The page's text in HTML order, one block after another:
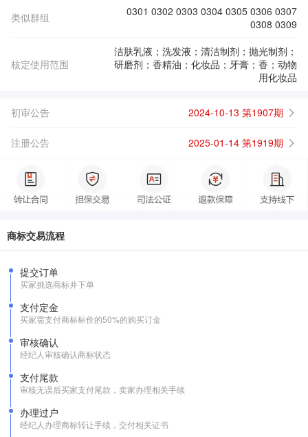
类似群组
0301 0302 0303 0304 0305 0306 0307
0308 0309
核定使用范围
洁肤乳液；洗发液；清洁制剂；抛光制剂；
研磨剂；香精油；化妆品；牙膏；香；动物
用化妆品
初审公告 2024-10-13 第1907期
注册公告 2025-01-14 第1919期
商标交易流程
提交订单
买家挑选商标并下单
支付定金
买家需支付商标标价的50%的购买订金
审核确认
经纪人审核确认商标状态
支付尾款
审核无误后买家支付尾款，卖家办理相关手续
办理过户
经纪人办理商标转让手续，交付相关证书